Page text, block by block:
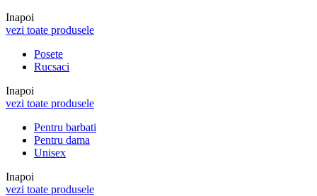
Inapoi
vezi toate produsele
Posete
Rucsaci
Inapoi
vezi toate produsele
Pentru barbati
Pentru dama
Unisex
Inapoi
vezi toate produsele